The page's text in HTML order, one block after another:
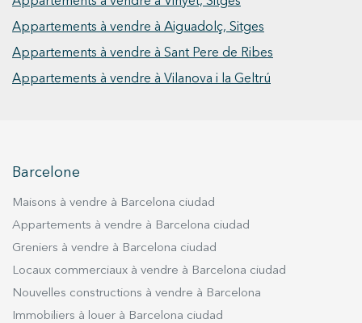
Appartements à vendre à Aiguadolç, Sitges
Appartements à vendre à Sant Pere de Ribes
Appartements à vendre à Vilanova i la Geltrú
Barcelone
Maisons à vendre à Barcelona ciudad
Appartements à vendre à Barcelona ciudad
Greniers à vendre à Barcelona ciudad
Locaux commerciaux à vendre à Barcelona ciudad
Nouvelles constructions à vendre à Barcelona
Immobiliers à louer à Barcelona ciudad